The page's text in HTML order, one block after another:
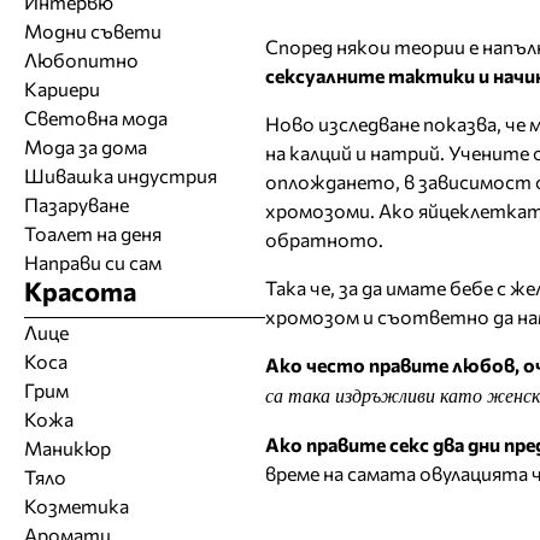
Според някои теории е
сексуалните тактики и
Ново изследване показва,
на калций и натрий.
оплождането, в зависимост
хромозоми. Ако
обратното.
Така че, за да имате бебе с
хромозом и съответно да
Ако често правите любов,
са така издръжливи като
Ако правите секс два дни
време на самата овулацията
Модни съвети
Любопитно
Кариери
Световна мода
Мода за дома
Шивашка индустрия
Пазаруване
Тоалет на деня
Направи си сам
Красота
Лице
Коса
Грим
Кожа
Маникюр
Тяло
Козметика
Аромати